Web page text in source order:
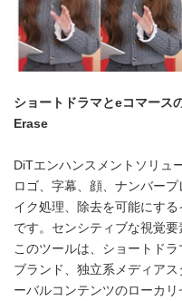
ショートドラマとeコマース
Erase
DiTエンハンスメントソリュ
ロゴ、字幕、顔、ナンバー
イク処理、除去を可能にす
です。センシティブな視覚
このツールは、ショートド
ブランド、独立系メディア
ーバルコンテンツのローカ